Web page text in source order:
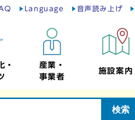
Language 音声読み上げ
・
産業・
事業者
施設案内
検索